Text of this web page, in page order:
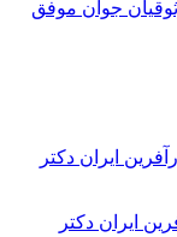
جوان موفق
ایران دکتر